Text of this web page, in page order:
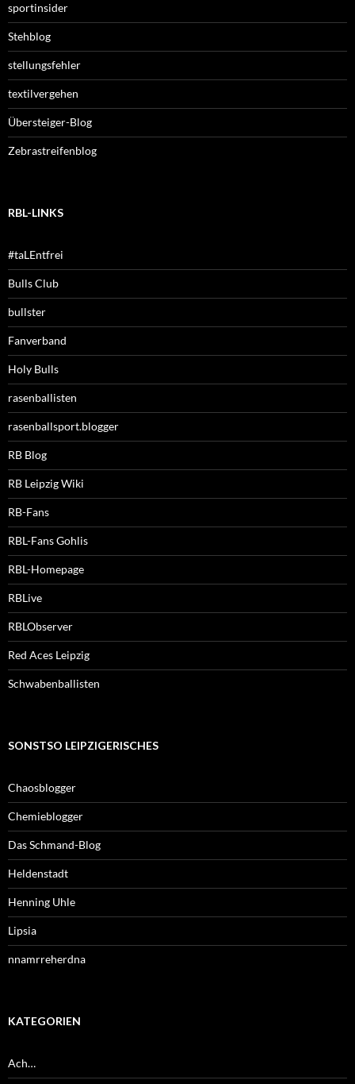
sportinsider
Stehblog
stellungsfehler
textilvergehen
Übersteiger-Blog
Zebrastreifenblog
RBL-LINKS
#taLEntfrei
Bulls Club
bullster
Fanverband
Holy Bulls
rasenballisten
rasenballsport.blogger
RB Blog
RB Leipzig Wiki
RB-Fans
RBL-Fans Gohlis
RBL-Homepage
RBLive
RBLObserver
Red Aces Leipzig
Schwabenballisten
SONSTSO LEIPZIGERISCHES
Chaosblogger
Chemieblogger
Das Schmand-Blog
Heldenstadt
Henning Uhle
Lipsia
nnamrreherdna
KATEGORIEN
Ach…